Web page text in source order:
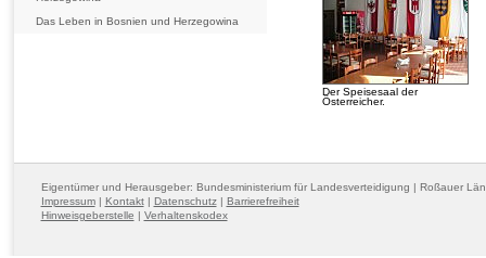
Das Leben in Bosnien und Herzegowina
Der Speisesaal der
Österreicher.
Eigentümer und Herausgeber: Bundesministerium für Landesverteidigung | Roßauer
Impressum| Kontakt| Datenschutz| Barrierefreiheit
Hinweisgeberstelle | Verhaltenskodex